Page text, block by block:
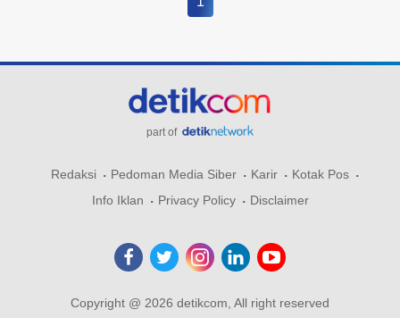
part of
Redaksi Pedoman Media Siber Karir
Kotak Pos
Info Iklan
Privacy Policy Disclaimer
Copyright @ 2026 detikcom, All right reserved